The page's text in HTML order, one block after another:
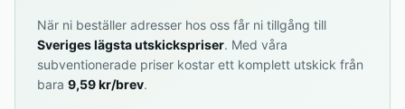
När ni beställer adresser hos oss får ni tillgång till
Sveriges lägsta utskickspriser. Med våra
subventionerade priser kostar ett komplett utskick från
bara 9,59 kr/brev.